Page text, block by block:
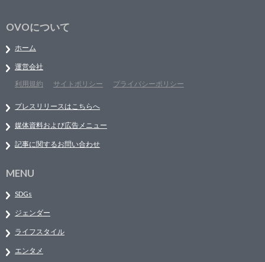
OVOについて
ホーム
運営会社
利用規約
サイトポリシー プライバシーポリシー
プレスリリースはこちらへ
媒体資料および広告メニュー
記事に関するお問い合わせ
MENU
SDGs
ジェンダー
ライフスタイル
エンタメ